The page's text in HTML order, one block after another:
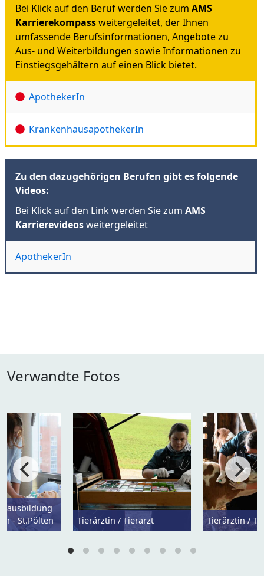
Bei Klick auf den Beruf werden Sie zum AMS
Karrierekompassweitergeleitet, der Ihnen
umfassende Berufsinformationen, Angebote zu
Aus- und Weiterbildungen sowie Informationen zu
Einstiegsgehältern auf einen Blick bietet.
ApothekerIn
KrankenhausapothekerIn
Zu den dazugehörigen Berufen gibt es folgende
Videos:
Bei Klick auf den Link werden Sie zum AMS
Karrierevideosweitergeleitet
ApothekerIn
Verwandte Fotos
Tierärztin / Tierarzt Tierärztin /
- St.Pölten